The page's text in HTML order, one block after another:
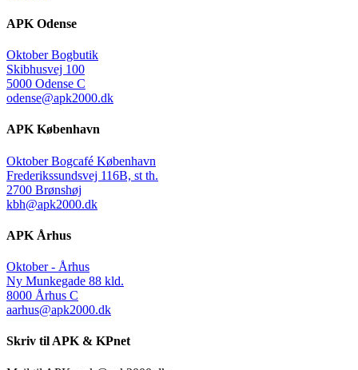
APK Odense
Oktober Bogbutik
Skibhusvej 100
5000 Odense C
odense@apk2000.dk
APK København
Oktober Bogcafé København
Frederikssundsvej 116B, st th.
2700 Brønshøj
kbh@apk2000.dk
APK Århus
Oktober - Århus
Ny Munkegade 88 kld.
8000 Århus C
aarhus@apk2000.dk
Skriv til APK & KPnet